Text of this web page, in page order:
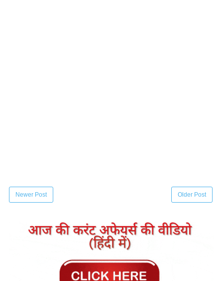
Newer Post Older Post